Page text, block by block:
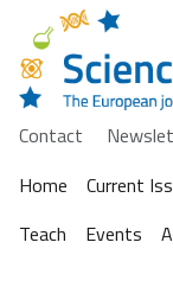
Contact
Home
Current
Teach
Events